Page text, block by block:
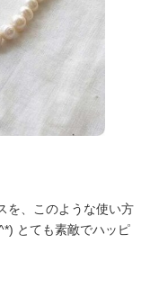
を、このような使い方
とても素敵でハッピ